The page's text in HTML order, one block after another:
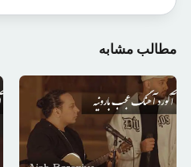
مطالب مشابه